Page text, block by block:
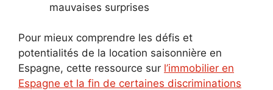
mauvaises surprises
Pour mieux comprendre les défis et
potentialités de la location saisonnière en
Espagne, cette ressource sur l’immobilier en
Espagne et la fin de certaines discriminations